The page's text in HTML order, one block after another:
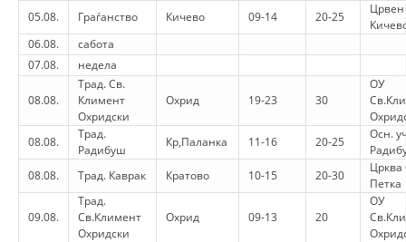
LIGJI I KRYQIT TË KUQ
STATUTI I KRYQIT TË KUQ
ORGANIZIMI DHE ZHVILLIMI
05.08.
Граѓанство Кичево 09-14 20-25
Црвен
06.08.
сабота
07.08.
недела
08.08.
Трад. Св.
Климент
Охридски
Охрид 19-23 30
ОУ
08.08.
Трад.
Радибуш
Кр,Паланка 11-16 20-25
Осн.
08.08.
Трад. Каврак Кратово 10-15 20-30
Црква
Петка
09.08.
Трад.
Св.Климент
Охридски
Охрид 09-13 20
ОУ